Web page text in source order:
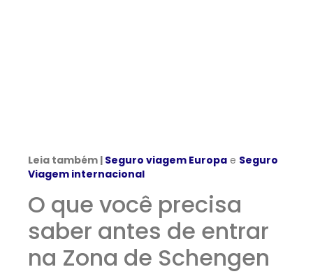
Leia também | Seguro viagem Europa e Seguro
Viagem internacional
O que você precisa
saber antes de entrar
na Zona de Schengen